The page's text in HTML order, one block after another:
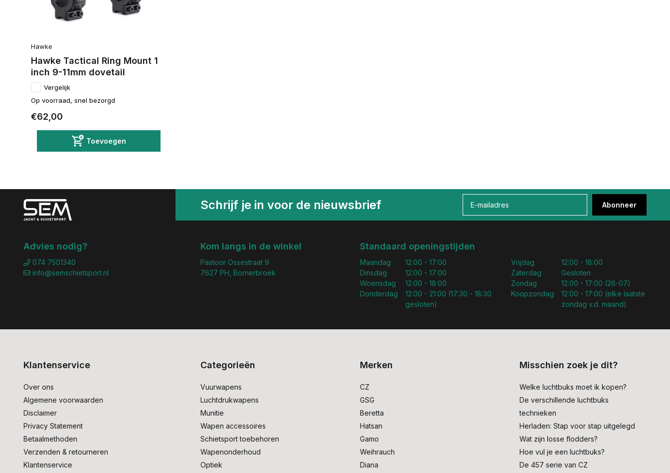
Hawke
Hawke Tactical Ring Mount 1
inch 9-11mm dovetail
Vergelijk
Op voorraad, snel bezorgd
€62,00
Toevoegen
Schrijf je in voor de nieuwsbrief Abonneer
Advies nodig?
074 7501340
info@semschietsport.nl
Kom langs in de winkel
Pastoor Ossestraat 9
7627 PH, Bornerbroek
Standaard openingstijden
Maandag
Dinsdag
Woensdag
Donderdag
12:00 - 17:00
12:00 - 17:00
12:00 - 18:00
12:00 - 21:00 (17:30 - 18:30
gesloten)
Vrijdag
Zaterdag
Zondag
Koopzondag
12:00 - 18:00
Gesloten
12:00 - 17:00 (26-07)
12:00 - 17:00 (elke laatste
zondag v.d. maand)
Klantenservice
Over ons
Algemene voorwaarden
Disclaimer
Privacy Statement
Betaalmethoden
Verzenden & retourneren
Klantenservice
Categorieën
Vuurwapens
Luchtdrukwapens
Munitie
Wapen accessoires
Schietsport toebehoren
Wapenonderhoud
Optiek
Merken
CZ
GSG
Beretta
Hatsan
Gamo
Weihrauch
Diana
Misschien zoek je dit?
Welke luchtbuks moet ik kopen?
De verschillende luchtbuks
technieken
Herladen: Stap voor stap uitgelegd
Wat zijn losse flodders?
Hoe vul je een luchtbuks?
De 457 serie van CZ